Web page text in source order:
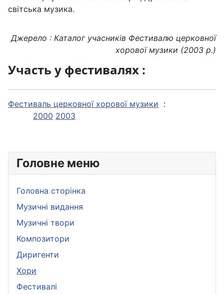
Головне меню
Головна сторінка
Музичні видання
Музичні твори
Композитори
Диригенти
Хори
Фестивалі
світська музика.
Джерело : Каталог учасників Фестивалю церковної
хорової музики (2003 р.)
Участь у фестивалях :
Фестиваль церковної хорової музики :
2000 2003